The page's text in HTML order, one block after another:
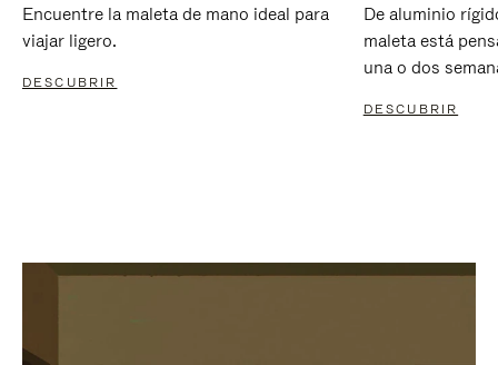
Encuentre la maleta de mano ideal para
viajar ligero.
DESCUBRIR
De aluminio
maleta está
una o dos
DESCUBRIR